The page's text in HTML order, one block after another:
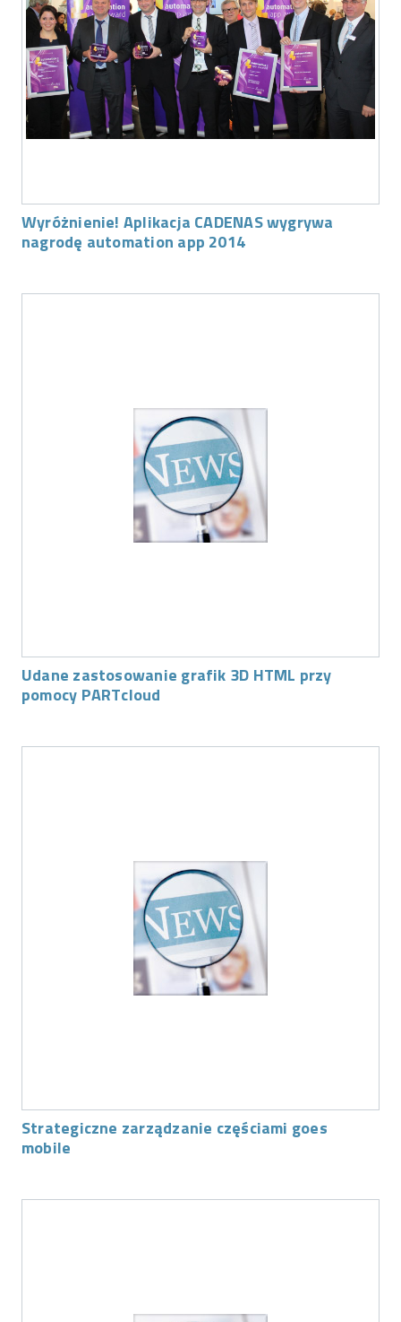
Wyróżnienie! Aplikacja CADENAS wygrywa
nagrodę automation app 2014
Udane zastosowanie grafik 3D HTML przy
pomocy PARTcloud
Strategiczne zarządzanie częściami goes
mobile